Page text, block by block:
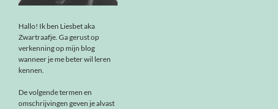
Hallo! Ik ben Liesbet aka
Zwartraafje. Ga gerust op
verkenning op mijn blog
wanneer je me beter wil leren
kennen.
De volgende termen en
omschrijvingen geven je alvast